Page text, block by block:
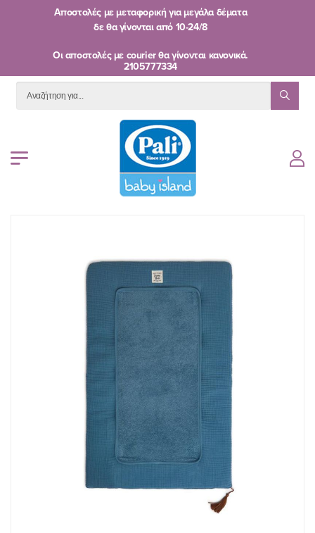
Αποστολές με μεταφορική για μεγάλα δέματα
δε θα γίνονται από 10-24/8
Oι αποστολές με courier θα γίνονται κανονικά.
2105777334